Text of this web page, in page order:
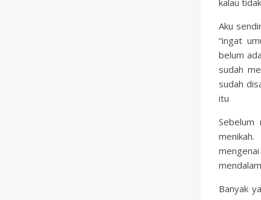
kalau
Aku
“ingat
belum
sudah
sudah
itu
Banyak